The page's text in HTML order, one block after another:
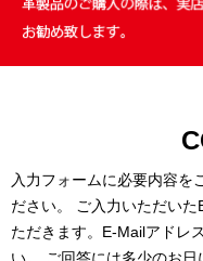
入力フォームに必要内容を
ださい。 ご入力いただい
ただきます。E-Mailアドレ